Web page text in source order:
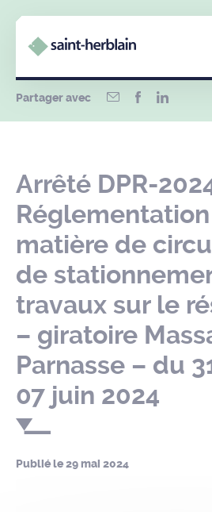
Partager avec
Arrêté DPR-
matière de
de
travaux sur le
– giratoire
Parnasse – du
07 juin 2024
Publié le29 mai 2024